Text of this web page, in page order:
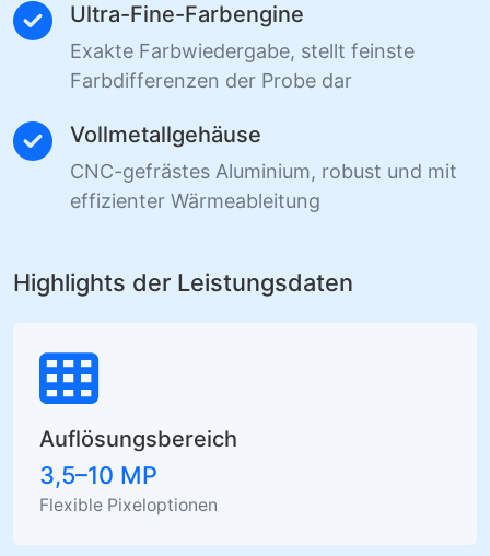
Ultra-Fine-Farbengine
Exakte Farbwiedergabe, stellt feinste
Farbdifferenzen der Probe dar
Vollmetallgehäuse
CNC-gefrästes Aluminium, robust und mit
effizienter Wärmeableitung
Highlights der Leistungsdaten
Auflösungsbereich
3,5–10 MP
Flexible Pixeloptionen